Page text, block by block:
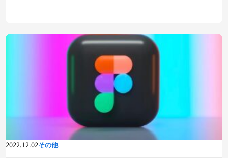
2022.12.02その他